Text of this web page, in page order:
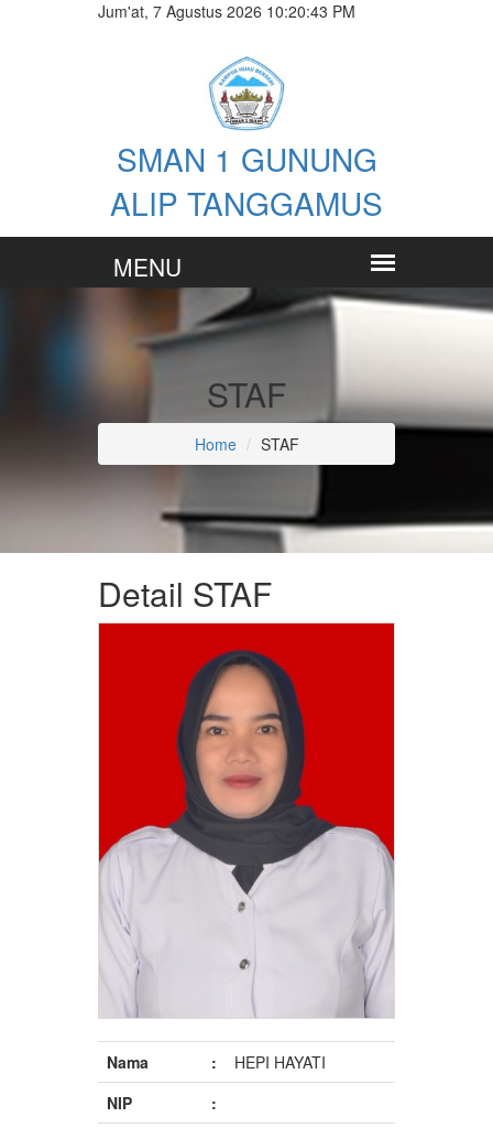
Jum'at, 7 Agustus 2026 10:20:44 PM
SMAN 1 GUNUNG
ALIP TANGGAMUS
STAF
Home STAF
Detail STAF
Nama :
HEPI HAYATI
NIP
: